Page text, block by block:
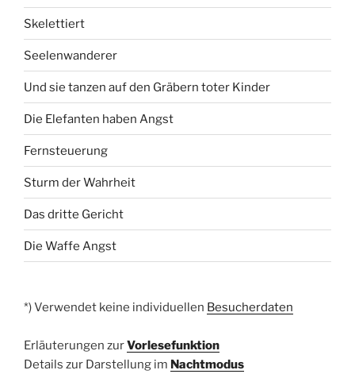
Skelettiert
Seelenwanderer
Und sie tanzen auf den Gräbern toter Kinder
Die Elefanten haben Angst
Fernsteuerung
Sturm der Wahrheit
Das dritte Gericht
Die Waffe Angst
*) Verwendet keine individuellen Besucherdaten
Erläuterungen zurVorlesefunktion
Details zur Darstellung im Nachtmodus